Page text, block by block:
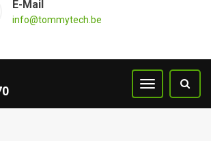
E-Mail
info@tommytech.be